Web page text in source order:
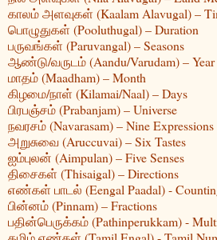
காலம் அளவுகள் (Kaalam Alavugal) –
பொழுதுகள் (Pooluthugal) – Duration
பருவங்கள் (Paruvangal) – Seasons
ஆண்டு/வருடம் (Aandu/Varudam) – Year
மாதம் (Maadham) – Month
கிழமை/நாள் (Kilamai/Naal) – Days
பிரபஞ்சம் (Prabanjam) – Universe
நவரசம் (Navarasam) – Nine Expressions
அறுசுவை (Aruccuvai) – Six Tastes
ஐம்புலன் (Aimpulan) – Five Senses
திசைகள் (Thisaigal) – Directions
எண்கள் பாடல் (Eengal Paadal) -
பின்னம் (Pinnam) – Fractions
பதின்பெருக்கம் (Pathinperukkam) -